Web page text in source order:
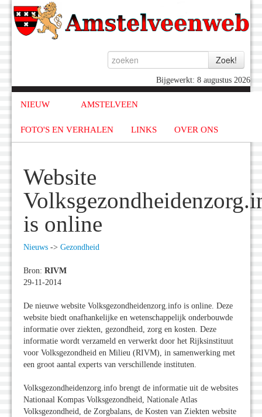
Bijgewerkt: 8 augustus 2026
NIEUW AMSTELVEEN
FOTO'S EN VERHALEN LINKS OVER ONS
Website
is online
Nieuws -> Gezondheid
Bron: RIVM
29-11-2014
De nieuwe website Volksgezondheidenzorg.info is online. Deze
website biedt onafhankelijke en wetenschappelijk onderbouwde
informatie over ziekten, gezondheid, zorg en kosten. Deze
informatie wordt verzameld en verwerkt door het Rijksinstituut
voor Volksgezondheid en Milieu (RIVM), in samenwerking met
een groot aantal experts van verschillende instituten.
Volksgezondheidenzorg.info brengt de informatie uit de websites
Nationaal Kompas Volksgezondheid, Nationale Atlas
Volksgezondheid, de Zorgbalans, de Kosten van Ziekten website